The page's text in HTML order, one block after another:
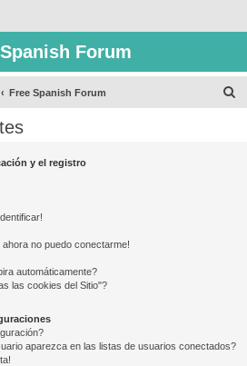
Forum
Free Spanish Forum
y el registro
no puedo conectarme!
automáticamente?
las cookies del Sitio"?
aparezca en las listas de usuarios conectados?